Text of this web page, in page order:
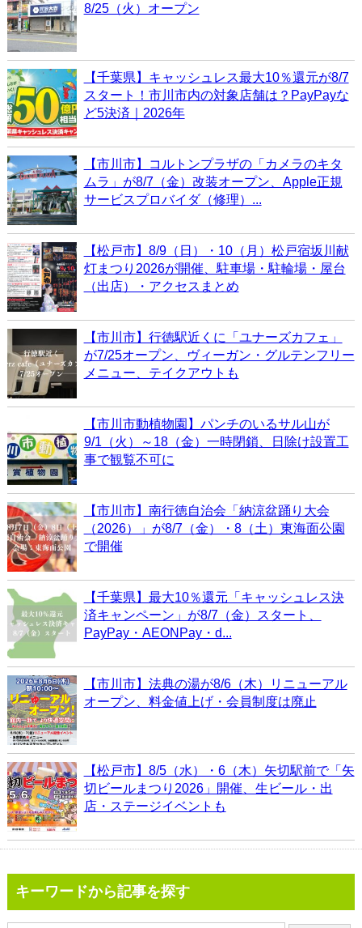
8/25（火）オープン
【千葉県】キャッシュレス最大10％還元が8/7
スタート！市川市内の対象店舗は？PayPayな
ど5決済｜2026年
【市川市】コルトンプラザの「カメラのキタ
ムラ」が8/7（金）改装オープン、Apple正規
サービスプロバイダ（修理）...
【松戸市】8/9（日）・10（月）松戸宿坂川献
灯まつり2026が開催、駐車場・駐輪場・屋台
（出店）・アクセスまとめ
【市川市】行徳駅近くに「ユナーズカフェ」
が7/25オープン、ヴィーガン・グルテンフリー
メニュー、テイクアウトも
【市川市動植物園】パンチのいるサル山が
9/1（火）～18（金）一時閉鎖、日除け設置工
事で観覧不可に
【市川市】南行徳自治会「納涼盆踊り大会
（2026）」が8/7（金）・8（土）東海面公園
で開催
【千葉県】最大10％還元「キャッシュレス決
済キャンペーン」が8/7（金）スタート、
PayPay・AEONPay・d...
【市川市】法典の湯が8/6（木）リニューアル
オープン、料金値上げ・会員制度は廃止
【松戸市】8/5（水）・6（木）矢切駅前で「矢
切ビールまつり2026」開催、生ビール・出
店・ステージイベントも
キーワードから記事を探す